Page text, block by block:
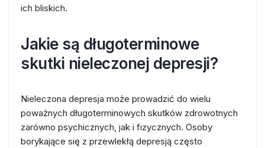
ich bliskich.
Jakie są długoterminowe
skutki nieleczonej depresji?
Nieleczona depresja może prowadzić do wielu
poważnych długoterminowych skutków zdrowotnych
zarówno psychicznych, jak i fizycznych. Osoby
borykające się z przewlekłą depresją często